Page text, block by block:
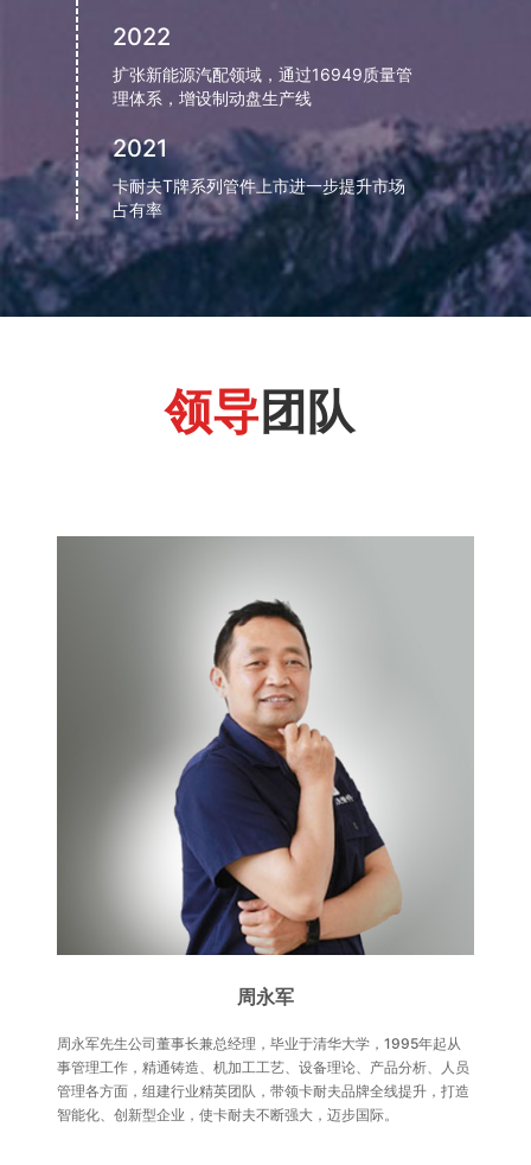
2022
扩张新能源汽配领域，通过16949质量管
理体系，增设制动盘生产线
2021
卡耐夫T牌系列管件上市进一步提升市场
占有率
领导团队
周永军
周永军先生公司董事长兼总经理，毕业于清华大学，1995年起从
事管理工作，精通铸造、机加工工艺、设备理论、产品分析、人员
管理各方面，组建行业精英团队，带领卡耐夫品牌全线提升，打造
智能化、创新型企业，使卡耐夫不断强大，迈步国际。